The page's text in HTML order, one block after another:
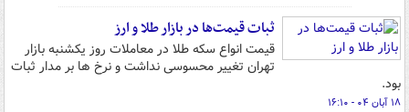
ثبات قیمت‌ها در بازار طلا و ارز
قیمت انواع سکه طلا در معاملات روز یکشنبه بازار
تهران تغییر محسوسی نداشت و نرخ ها بر مدار ثبات
بود.
۱۸ آبان ۰۴ - ۱۶:۱۰